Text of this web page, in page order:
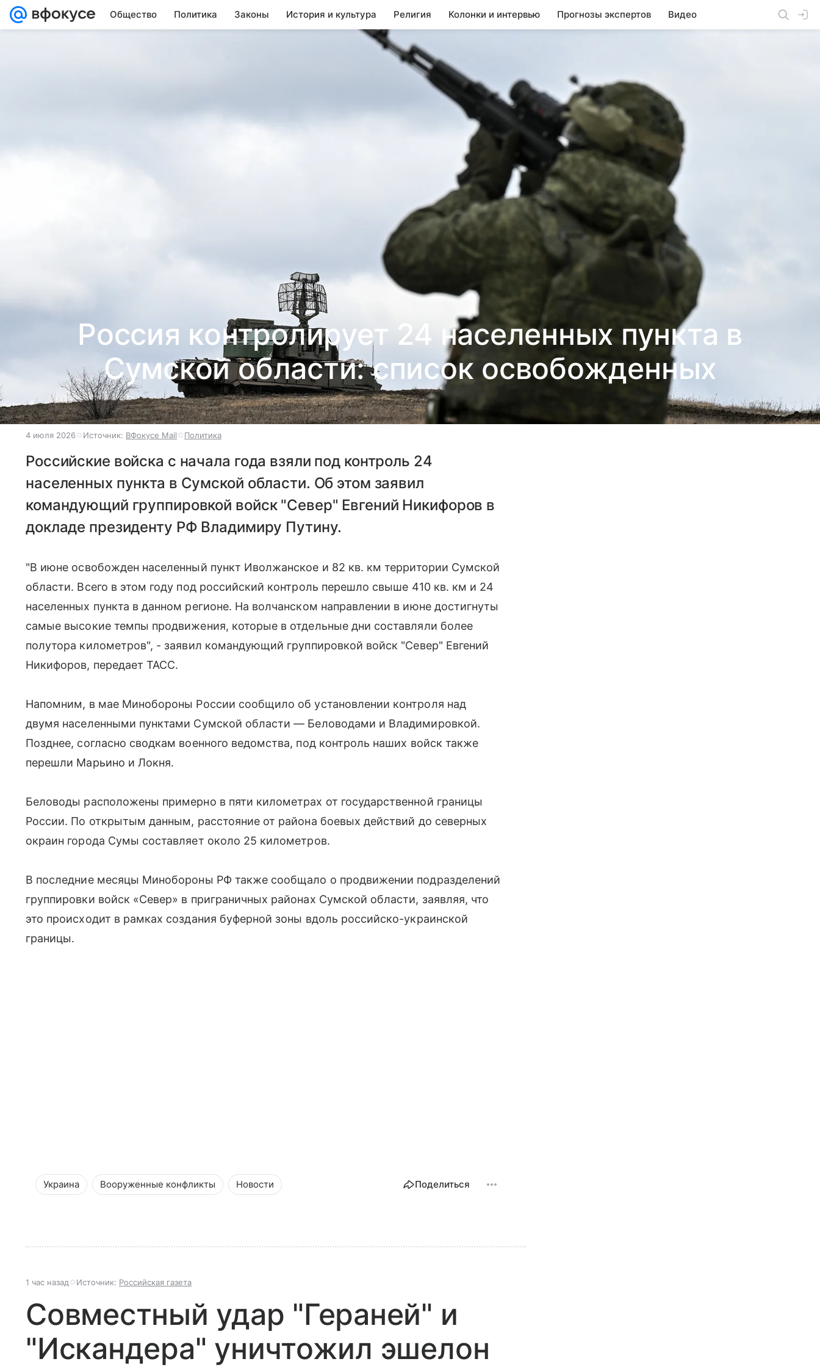
Общество Политика Законы История и культура Религия Колонки и интервью Прогнозы экспертов Видео
Россия контролирует 24 населенных пункта в
Сумской области: список освобожденных
4 июля 2026 Источник: ВФокусе Mail Политика
Российские войска с начала года взяли под контроль 24
населенных пункта в Сумской области. Об этом заявил
командующий группировкой войск "Север" Евгений Никифоров в
докладе президенту РФ Владимиру Путину.
"В июне освобожден населенный пункт Иволжанское и 82 кв. км территории Сумской
области. Всего в этом году под российский контроль перешло свыше 410 кв. км и 24
населенных пункта в данном регионе. На волчанском направлении в июне достигнуты
самые высокие темпы продвижения, которые в отдельные дни составляли более
полутора километров", - заявил командующий группировкой войск "Север" Евгений
Никифоров, передает ТАСС.
Напомним, в мае Минобороны России сообщило об установлении контроля над
двумя населенными пунктами Сумской области — Беловодами и Владимировкой.
Позднее, согласно сводкам военного ведомства, под контроль наших войск также
перешли Марьино и Локня.
Беловоды расположены примерно в пяти километрах от государственной границы
России. По открытым данным, расстояние от района боевых действий до северных
окраин города Сумы составляет около 25 километров.
В последние месяцы Минобороны РФ также сообщало о продвижении подразделений
группировки войск «Север» в приграничных районах Сумской области, заявляя, что
это происходит в рамках создания буферной зоны вдоль российско-украинской
границы.
Украина Вооруженные конфликты Новости Поделиться
1 час назад Источник: Российская газета
Совместный удар "Гераней" и
"Искандера" уничтожил эшелон